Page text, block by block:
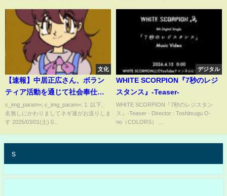
文化
【速報】中居正広さん、ボラン
ティア活動を通じて社会奉仕
へ…復帰説もささやかれる
c_img_param=; c_img_param=; 1: 以下、
名無しにかわりましてネギ速がお送りしま
す 2025/03/01(土) 0...
デジタル
WHITE SCORPION『7秒のレジ
スタンス』-Teaser-
WHITE SCORPION『7秒のレジスタン
ス』-Teaser - Director : Toshitsugu O-
no（COLORS） ...
s